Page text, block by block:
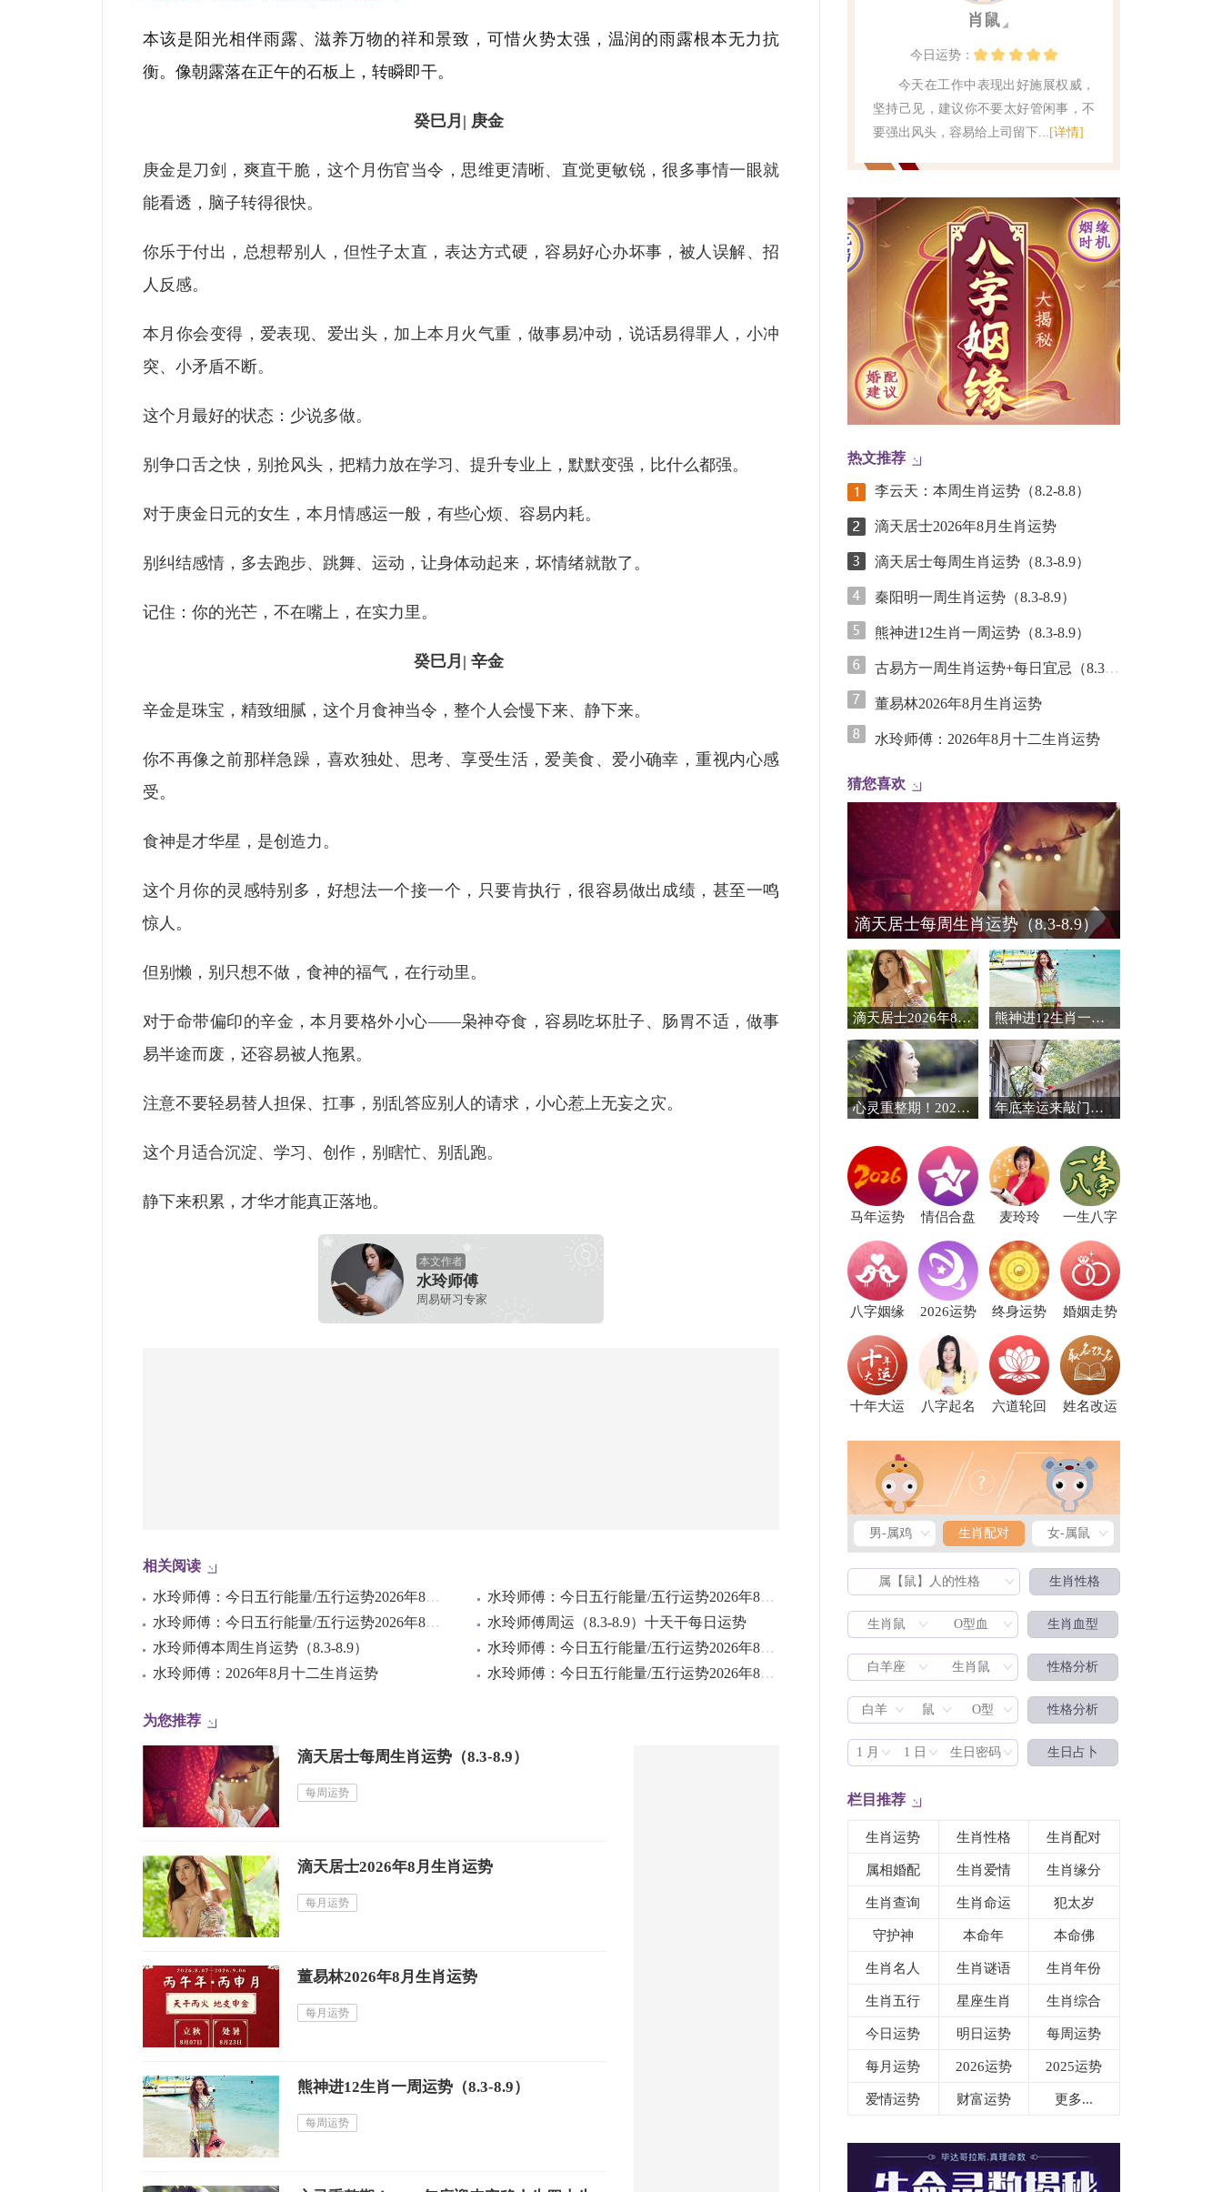
本该是阳光相伴雨露、滋养万物的祥和景致，可惜火势太强，温润的雨露根本无力抗
衡。像朝露落在正午的石板上，转瞬即干。
癸巳月| 庚金
庚金是刀剑，爽直干脆，这个月伤官当令，思维更清晰、直觉更敏锐，很多事情一眼就
能看透，脑子转得很快。
你乐于付出，总想帮别人，但性子太直，表达方式硬，容易好心办坏事，被人误解、招
人反感。
本月你会变得，爱表现、爱出头，加上本月火气重，做事易冲动，说话易得罪人，小冲
突、小矛盾不断。
这个月最好的状态：少说多做。
别争口舌之快，别抢风头，把精力放在学习、提升专业上，默默变强，比什么都强。
对于庚金日元的女生，本月情感运一般，有些心烦、容易内耗。
别纠结感情，多去跑步、跳舞、运动，让身体动起来，坏情绪就散了。
记住：你的光芒，不在嘴上，在实力里。
癸巳月| 辛金
辛金是珠宝，精致细腻，这个月食神当令，整个人会慢下来、静下来。
你不再像之前那样急躁，喜欢独处、思考、享受生活，爱美食、爱小确幸，重视内心感
受。
食神是才华星，是创造力。
这个月你的灵感特别多，好想法一个接一个，只要肯执行，很容易做出成绩，甚至一鸣
惊人。
但别懒，别只想不做，食神的福气，在行动里。
对于命带偏印的辛金，本月要格外小心——枭神夺食，容易吃坏肚子、肠胃不适，做事
易半途而废，还容易被人拖累。
注意不要轻易替人担保、扛事，别乱答应别人的请求，小心惹上无妄之灾。
这个月适合沉淀、学习、创作，别瞎忙、别乱跑。
静下来积累，才华才能真正落地。
本文作者
水玲师傅
周易研习专家
相关阅读
水玲师傅：今日五行能量/五行运势2026年8月6日
水玲师傅：今日五行能量/五行运势2026年8月5日
水玲师傅：今日五行能量/五行运势2026年8月4日
水玲师傅周运（8.3-8.9）十天干每日运势
水玲师傅本周生肖运势（8.3-8.9）
水玲师傅：今日五行能量/五行运势2026年8月3日
水玲师傅：2026年8月十二生肖运势
水玲师傅：今日五行能量/五行运势2026年8月2日
为您推荐
滴天居士每周生肖运势（8.3-8.9）
每周运势
滴天居士2026年8月生肖运势
每月运势
董易林2026年8月生肖运势
每月运势
熊神进12生肖一周运势（8.3-8.9）
每周运势
肖鼠
今日 运势：
今天在工作中表现出好施展权威，
坚持己见，建议你不要太好管闲事，不
要强出风头，容易给上司留下... [详情]
热文推荐
李云天：本周生肖运势（8.2-8.8）
滴天居士2026年8月生肖运势
滴天居士每周生肖运势（8.3-8.9）
秦阳明一周生肖运势（8.3-8.9）
熊神进12生肖一周运势（8.3-8.9）
古易方一周生肖运势+每日宜忌（8.3-8.9）
董易林2026年8月生肖运势
水玲师傅：2026年8月十二生肖运势
猜您喜欢
滴天居士每周生肖运势（8.3-8.9）
滴天居士2026年8月生肖运势 熊神进12生肖一周运势（8.3-8.9）
心灵重整期！2025年底迎来安稳人生四大生肖 年底幸运来敲门的几个生肖，万事如意
马年运势 情侣合盘 麦玲玲 一生八字
八字姻缘 2026运势 终身运势 婚姻走势
十年大运 八字起名 六道轮回 姓名改运
生肖配对
男-属鸡 生肖配对 女-属鼠
属【鼠】人的性格 生肖性格
生肖鼠 O型血 生肖血型
白羊座 生肖鼠 性格分析
白羊 鼠 O型 性格分析
1 月 1 日 生日密码 生日占卜
栏目推荐
生肖运势 生肖性格 生肖配对
属相婚配 生肖爱情 生肖缘分
生肖查询 生肖命运 犯太岁
守护神 本命年 本命佛
生肖名人 生肖谜语 生肖年份
生肖五行 星座生肖 生肖综合
今日运势 明日运势 每周运势
每月运势 2026运势 2025运势
爱情运势 财富运势 更多...